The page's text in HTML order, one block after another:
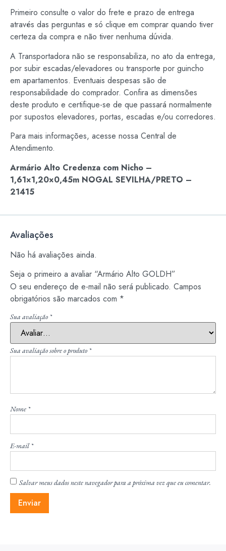
Primeiro consulte o valor do frete e prazo de entrega
através das perguntas e só clique em comprar quando tiver
certeza da compra e não tiver nenhuma dúvida.
A Transportadora não se responsabiliza, no ato da entrega,
por subir escadas/elevadores ou transporte por guincho
em apartamentos. Eventuais despesas são de
responsabilidade do comprador. Confira as dimensões
deste produto e certifique-se de que passará normalmente
por supostos elevadores, portas, escadas e/ou corredores.
Para mais informações, acesse nossa Central de
Atendimento.
Armário Alto Credenza com Nicho –
1,61×1,20×0,45m NOGAL SEVILHA/PRETO –
21415
Avaliações
Não há avaliações ainda.
Seja o primeiro a avaliar “Armário Alto GOLDH”
O seu endereço de e-mail não será publicado. Campos
obrigatórios são marcados com *
Sua avaliação *
Sua avaliação sobre o produto *
Nome *
E-mail*
Salvar meus dados neste navegador para a próxima vez que eu comentar.